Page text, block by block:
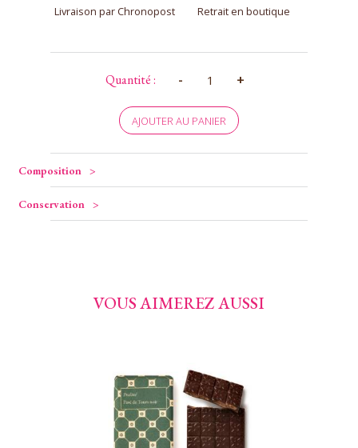
Livraison par Chronopost Retrait en boutique
Quantité : -
Mendiant
Lait
+
AJOUTER AU PANIER
Composition
Conservation
VOUS AIMEREZ AUSSI